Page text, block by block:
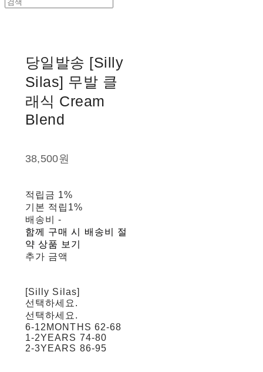
당일발송 [Silly
Silas] 무발 클
래식 Cream
Blend
38,500원
적립금 1%
기본 적립 1%
배송비-
함께 구매 시 배송비 절
약 상품 보기
추가 금액
[Silly Silas]
선택하세요.
선택하세요.
6-12MONTHS 62-68
1-2YEARS 74-80
2-3YEARS 86-95